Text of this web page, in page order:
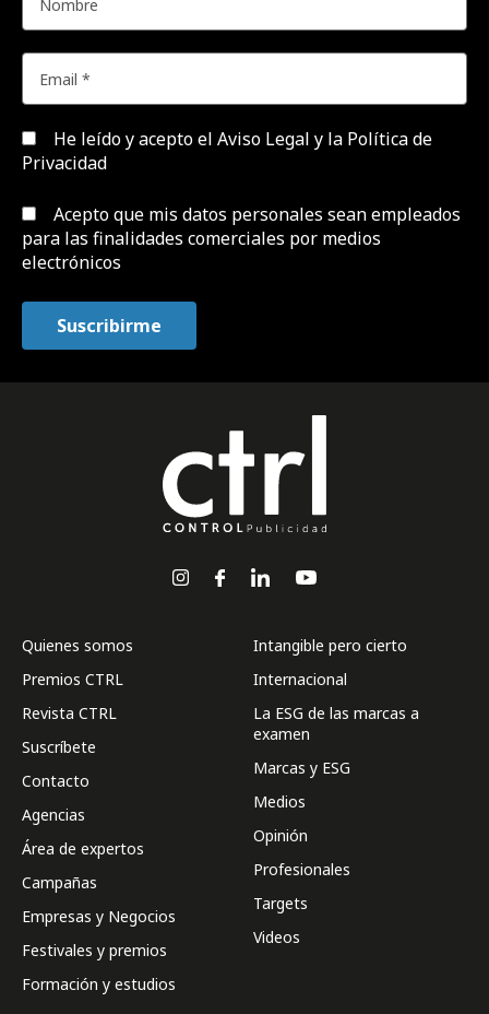
He leído y acepto el Aviso Legal y la Política de
Privacidad
Acepto que mis datos personales sean empleados
para las finalidades comerciales por medios
electrónicos
Quienes somos
Premios CTRL
Revista CTRL
Suscríbete
Contacto
Agencias
Área de expertos
Campañas
Empresas y Negocios
Festivales y premios
Formación y estudios
Intangible pero cierto
Internacional
La ESG de las marcas a
examen
Marcas y ESG
Medios
Opinión
Profesionales
Targets
Videos